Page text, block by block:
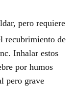
pero requiere
recubrimiento de
Inhalar estos
por humos
pero grave